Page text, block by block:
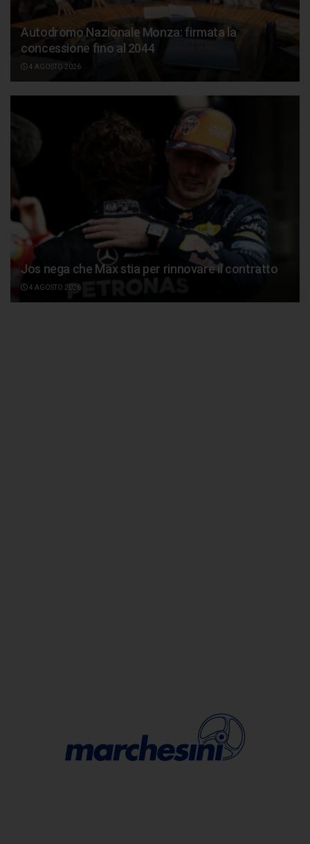
Autodromo Nazionale Monza: firmata la
concessione fino al 2044
4 AGOSTO 2026
Jos nega che Max stia per rinnovare il contratto
4 AGOSTO 2026